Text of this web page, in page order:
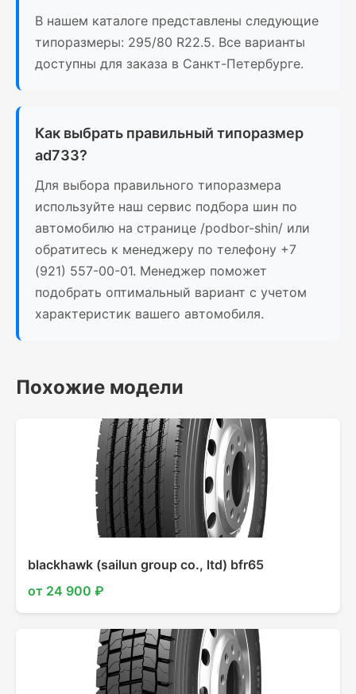
В нашем каталоге представлены следующие
типоразмеры: 295/80 R22.5. Все варианты
доступны для заказа в Санкт-Петербурге.
Как выбрать правильный типоразмер
ad733?
Для выбора правильного типоразмера
используйте наш сервис подбора шин по
автомобилю на странице /podbor-shin/ или
обратитесь к менеджеру по телефону +7
(921) 557-00-01. Менеджер поможет
подобрать оптимальный вариант с учетом
характеристик вашего автомобиля.
Похожие модели
blackhawk (sailun group co., ltd) bfr65
от 24 900 ₽